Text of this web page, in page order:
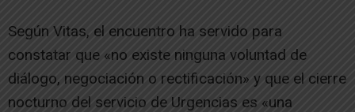
Según Vitas, el encuentro ha servido para
constatar que «no existe ninguna voluntad de
diálogo, negociación o rectificación» y que el cierre
nocturno del servicio de Urgencias es «una